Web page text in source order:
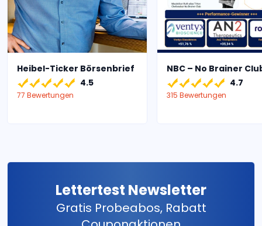
Heibel-Ticker Börsenbrief
4.5
77 Bewertungen
NBC – No Brainer
4.7
315 Bewertungen
Lettertest Newsletter
Gratis Probeabos, Rabatt